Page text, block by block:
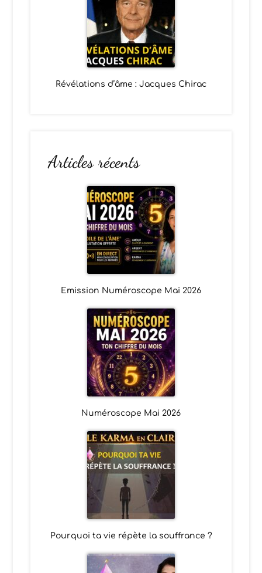
Révélations d’âme : Jacques Chirac
Articles récents
Emission Numéroscope Mai 2026
Numéroscope Mai 2026
Pourquoi ta vie répète la souffrance ?